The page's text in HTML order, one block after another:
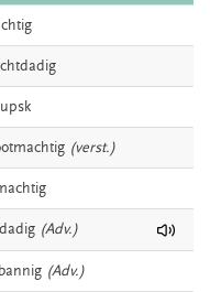
(verst.)
(Adv.)
(Adv.)